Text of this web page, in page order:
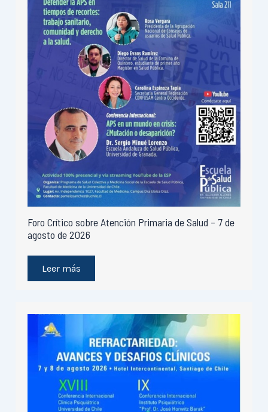
Foro Crítico sobre Atención Primaria de Salud – 7 de
agosto de 2026
Leer más